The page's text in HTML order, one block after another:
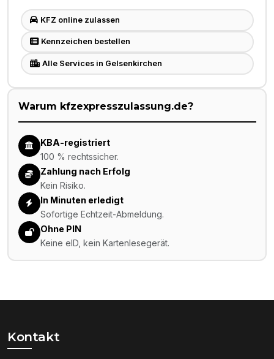
KFZ online zulassen
Kennzeichen bestellen
Alle Services in Gelsenkirchen
Warum kfzexpresszulassung.de?
KBA-registriert
100 % rechtssicher.
Zahlung nach Erfolg
Kein Risiko.
In Minuten erledigt
Sofortige Echtzeit-Abmeldung.
Ohne PIN
Keine eID, kein Kartenlesegerät.
Kontakt